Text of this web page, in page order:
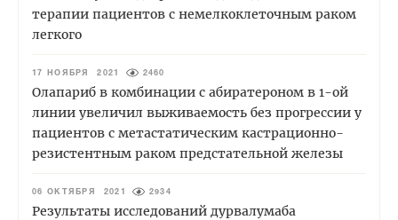
терапии пациентов с немелкоклеточным раком
легкого
17 НОЯБРЯ 2021 2460
Олапариб в комбинации с абиратероном в 1-ой
линии увеличил выживаемость без прогрессии у
пациентов с метастатическим кастрационно-
резистентным раком предстательной железы
06 ОКТЯБРЯ 2021 2934
Результаты исследований дурвалумаба